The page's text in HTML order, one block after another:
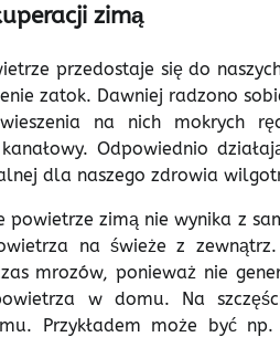
zimą
przedostaje się do
zatok. Dawniej radzono
na nich mokrych
Odpowiednio
dla naszego zdrowia
zimą nie wynika z
na świeże z
mrozów, ponieważ nie
w domu. Na
Przykładem może być